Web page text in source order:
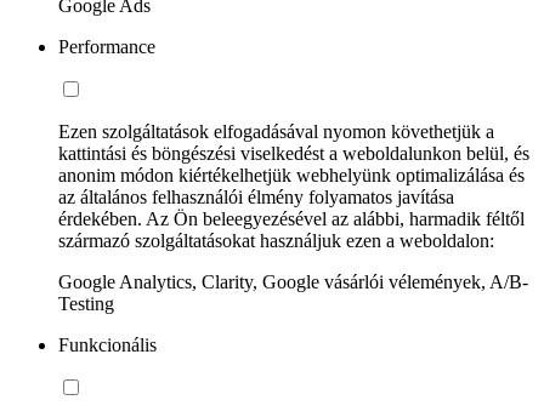
Google Ads
Performance
Ezen szolgáltatások elfogadásával nyomon követhetjük a
kattintási és böngészési viselkedést a weboldalunkon belül, és
anonim módon kiértékelhetjük webhelyünk optimalizálása és
az általános felhasználói élmény folyamatos javítása
érdekében. Az Ön beleegyezésével az alábbi, harmadik féltől
származó szolgáltatásokat használjuk ezen a weboldalon:
Google Analytics, Clarity, Google vásárlói vélemények, A/B-
Testing
Funkcionális